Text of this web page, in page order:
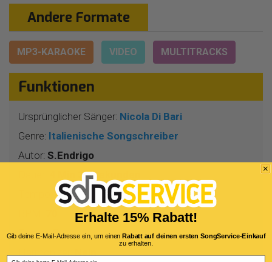
Andere Formate
MP3-KARAOKE VIDEO MULTITRACKS
Funktionen
Ursprünglicher Sänger: Nicola Di Bari
Genre: Italienische Songschreiber
Autor: S.Endrigo
4 Min 39 Sekunden
4/4
Tonart: F
Erhalte 15% Rabatt!
Gib deine E-Mail-Adresse ein, um einenRabatt auf deinen ersten SongService-Einkauf
zu erhalten.